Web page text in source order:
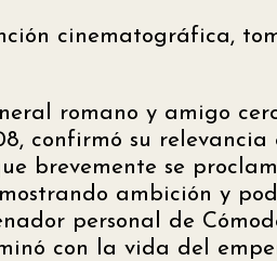
cinematográfica,
romano y amigo
confirmó su relevancia
brevemente se
ambición y
personal de
con la vida del